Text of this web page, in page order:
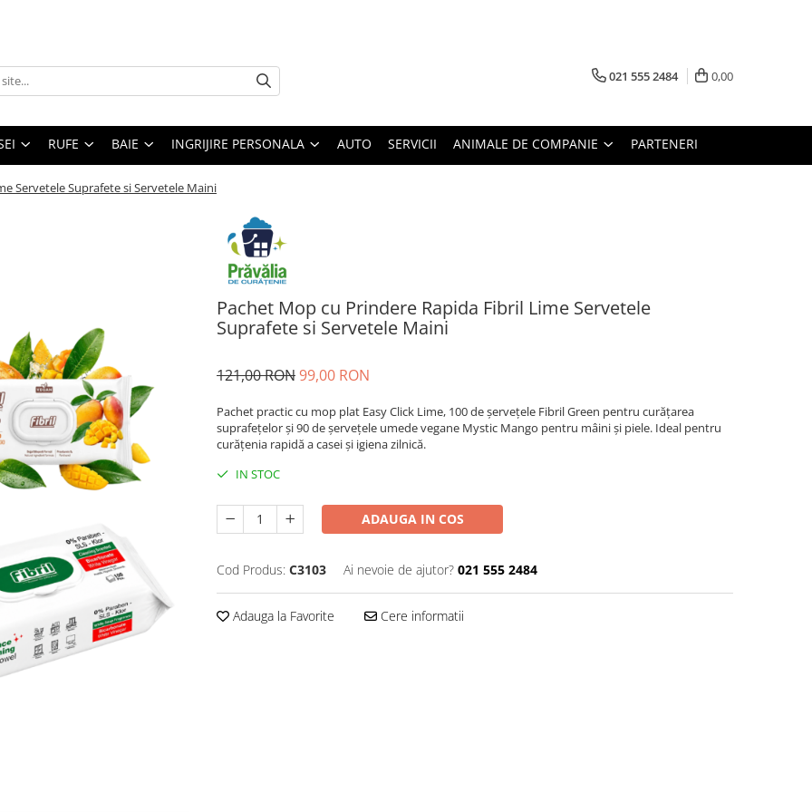
021 555 2484 0,00
RUFE BAIE INGRIJIRE PERSONALA AUTO SERVICII ANIMALE DE COMPANIE PARTENERI
Servetele Suprafete si Servetele Maini
Pachet Mop cu Prindere Rapida Fibril Lime Servetele
Suprafete si Servetele Maini
121,00 RON99,00 RON
Pachet practic cu mop plat Easy Click Lime, 100 de șervețele Fibril Green pentru curățarea
suprafețelor și 90 de șervețele umede vegane Mystic Mango pentru mâini și piele. Ideal pentru
curățenia rapidă a casei și igiena zilnică.
IN STOC
ADAUGA IN COS
Cod Produs: C3103 Ai nevoie de ajutor? 021 555 2484
Adauga la Favorite Cere informatii